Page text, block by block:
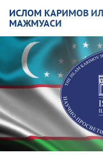
ИСЛОМ КАРИМОВ
МАЖМУАСИ